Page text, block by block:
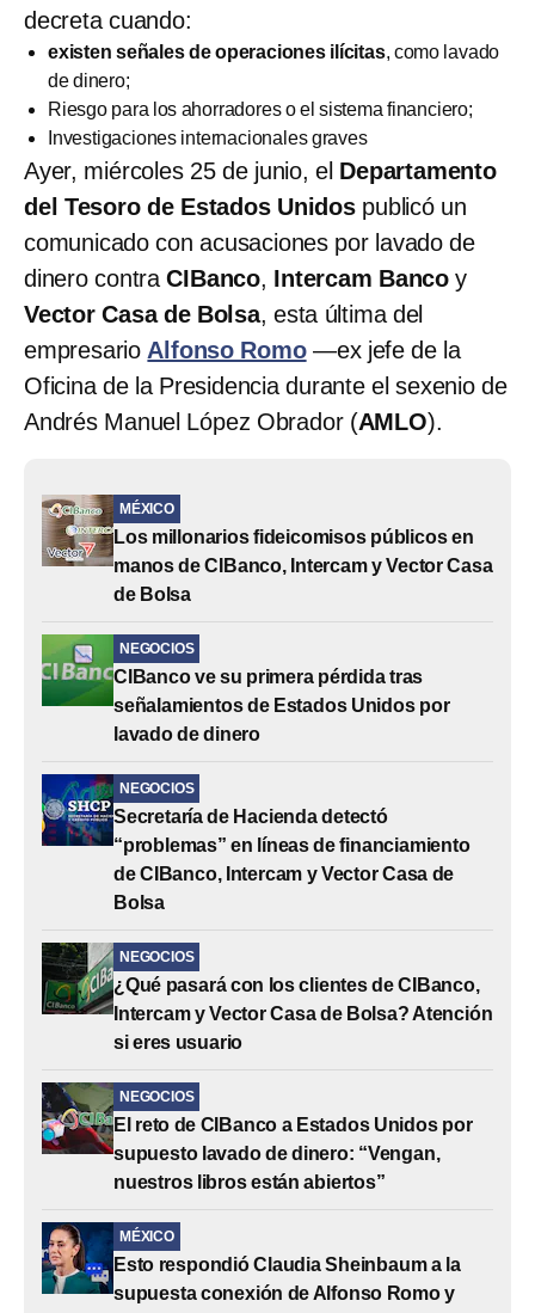
decreta cuando:
existen señales de operaciones ilícitas, como lavado
de dinero;
Riesgo para los ahorradores o el sistema financiero;
Investigaciones internacionales graves
Ayer, miércoles 25 de junio, el Departamento
del Tesoro de Estados Unidos publicó un
comunicado con acusaciones por lavado de
dinero contraCIBanco, Intercam Banco y
Vector Casa de Bolsa, esta última del
empresario Alfonso Romo—ex jefe de la
Oficina de la Presidencia durante el sexenio de
Andrés Manuel López Obrador (AMLO).
MÉXICO
Los millonarios fideicomisos públicos en
manos de CIBanco, Intercam y Vector Casa
de Bolsa
NEGOCIOS
CIBanco ve su primera pérdida tras
señalamientos de Estados Unidos por
lavado de dinero
NEGOCIOS
Secretaría de Hacienda detectó
“problemas” en líneas de financiamiento
de CIBanco, Intercam y Vector Casa de
Bolsa
NEGOCIOS
¿Qué pasará con los clientes de CIBanco,
Intercam y Vector Casa de Bolsa? Atención
si eres usuario
NEGOCIOS
El reto de CIBanco a Estados Unidos por
supuesto lavado de dinero: “Vengan,
nuestros libros están abiertos”
MÉXICO
Esto respondió Claudia Sheinbaum a la
supuesta conexión de Alfonso Romo y